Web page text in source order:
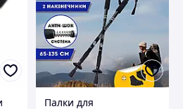
Палки для